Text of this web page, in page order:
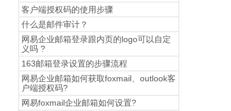
​客户端授权码的使用步骤
什么是邮件审计？
网易企业邮箱登录跟内页的logo可以自定
义吗 ?
163邮箱登录设置的步骤流程
网易企业邮箱如何获取foxmail、outlook客
户端授权码?
网易foxmail企业邮箱如何设置?